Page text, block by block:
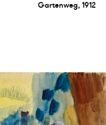
Gartenweg, 1912